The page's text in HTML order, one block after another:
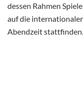
dessen Rahmen
auf die
Abendzeit stattfinden.